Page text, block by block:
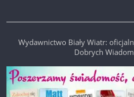
Wydawnictwo Biały Wiatr:
Dobrych